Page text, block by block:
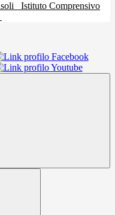
Istituto Comprensivo